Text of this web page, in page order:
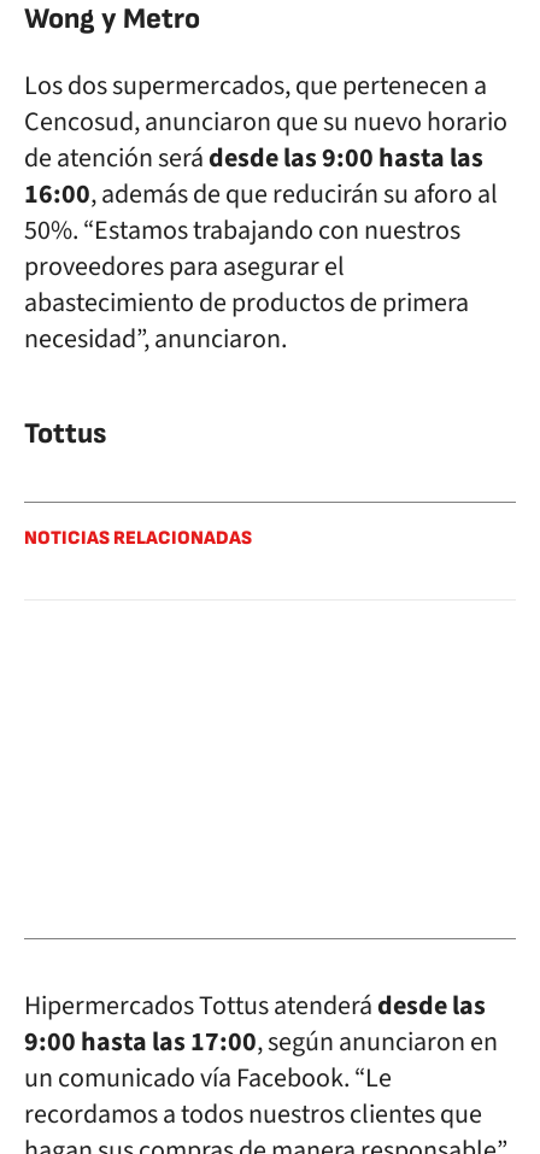
Wong y Metro
Los dos supermercados, que pertenecen a
Cencosud, anunciaron que su nuevo horario
de atención serádesde las 9:00 hasta las
16:00, además de que reducirán su aforo al
50%. “Estamos trabajando con nuestros
proveedores para asegurar el
abastecimiento de productos de primera
necesidad”, anunciaron.
Tottus
NOTICIAS RELACIONADAS
Hipermercados Tottus atenderádesde las
9:00 hasta las 17:00, según anunciaron en
un comunicado vía Facebook. “Le
recordamos a todos nuestros clientes que